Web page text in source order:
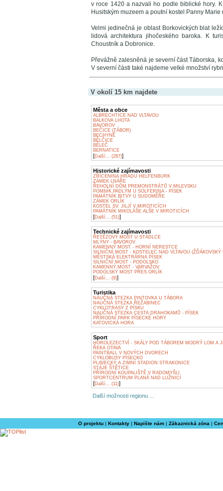
v roce 1420 a nazvali ho podle biblické hory.
Husitským muzeem a poutní kostel Panny
Velmi jedinečná je oblast Borkovických blat
lidová architektura jihočeského baroka. K
Choustník a Dobronice.
Převážně zalesněná je severní část Táborska,
V severní části také najdeme velké množství
V okolí 15 km najdete
Města a obce
ALBRECHTICE NAD VLTAVOU
BALKOVA LHOTA
BAVOROV
BEČICE (TÁBOR)
BECHYNĚ
BĚLČICE
BĚLEČ
BERNATICE
[Další... (287)]
Historické zajímavosti
ZŘÍCENINA HRADU HELFENBURK
ZÁMEK LNÁŘE
ŘEHOLNÍ DŮM PREMONSTRÁTŮ V MILEVSKU
POMNÍK PADLÝM U SOLFERINA - PÍSEK
PAMÁTNÍK BITVY U SUDOMĚŘE
ZÁMEK ORLÍK
KOSTEL SV. JILJÍ V MIROTICÍCH
PAMÁTNÍK MIKOLÁŠE ALŠE V MIROTICÍCH
[Další... (51)]
Technické zajímavosti
ŘETĚZOVÝ MOST U STÁDLCE
MLÝNY - BAVOROV
KAMENNÝ MOST - HORNÍ NERESTCE
SILNIČNÍ MOST - KOSTELEC NAD VLTAVOU (ŽĎÁKOVSKÝ
MĚSTSKÁ ELEKTRÁRNA PÍSEK
SILNIČNÍ MOST - PODOLSKO
KAMENNÝ MOST - VARVAŽOV
PODOLSKÝ MOST PŘES ORLÍK
[Další... (9)]
Turistika
NÁUČNÁ STEZKA PINTOVKA U TÁBORA
NAUČNÁ STEZKA ŘEŽABINEC
CYKLOTRASY Z PÍSKU
NAUČNÁ STEZKA CESTA DRAHOKAMŮ - PÍSEK
PŘÍRODNÍ PARK PÍSECKÉ HORY
KATOVICKÁ HORA
Sport
HOROLEZECTVÍ - SKÁLY POD TÁBOREM MODRÝ LOM A
ŘEKA OTAVA
PAINTBALL V NOVÝCH DVORECH
CYKLOBUSY PÍSECKO
PLAVECKÝ A ZIMNÍ STADION STRAKONICE
STÁJE ŠTĚTICE
PŘÍRODNÍ KOUPALIŠTĚ V RADOMYŠLI
SPORTCENTRUM PLANÁ NAD LUŽNICÍ
[Další... (11)]
Další možnosti regionu ...
O projektu| Kontakty| Napište nám| Zákaznická zóna |